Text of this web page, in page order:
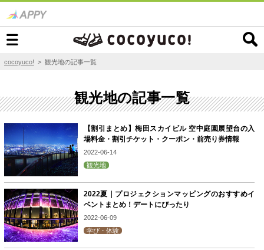
cocoyuco! > 観光地の記事一覧
観光地の記事一覧
【割引まとめ】梅田スカイビル 空中庭園展望台の入
場料金・割引チケット・クーポン・前売り券情報
2022-06-14
観光地
2022夏｜プロジェクションマッピングのおすすめイ
ベントまとめ！デートにぴったり
2022-06-09
学び・体験